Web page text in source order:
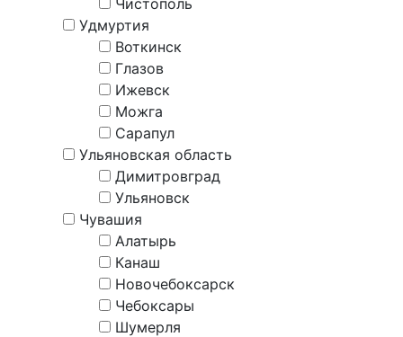
Чистополь
Удмуртия
Воткинск
Глазов
Ижевск
Можга
Сарапул
Ульяновская область
Димитровград
Ульяновск
Чувашия
Алатырь
Канаш
Новочебоксарск
Чебоксары
Шумерля